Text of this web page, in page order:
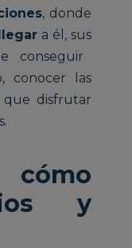
, donde
a él, sus
conseguir
conocer las
que disfrutar
cómo
y